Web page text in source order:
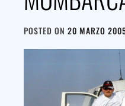
POSTED ON 20 MARZO